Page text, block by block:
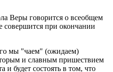
Веры говорится о всеобщем
совершится при окончании
мы "чаем" (ожидаем)
и славным пришествием
и будет состоять в том, что